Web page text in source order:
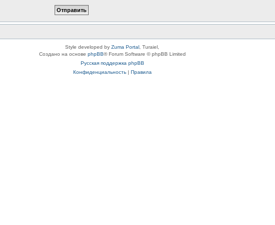
Style developed by Zuma Portal , Turaiel,
Создано на основе phpBB® Forum Software © phpBB Limited
Русская поддержка phpBB
Конфиденциальность| Правила